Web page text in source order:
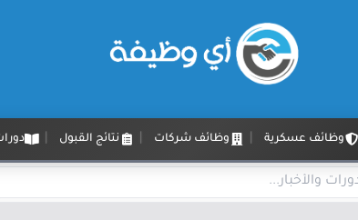
وظائف عسكرية وظائف شركات نتائج القبول